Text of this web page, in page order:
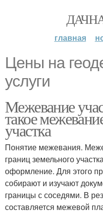
главная
Цены на
услуги
Межевание
такое
участка
Понятие межевания.
границ земельного
оформление. Для этого
собирают и изучают
границы с соседями. В
составляется межевой